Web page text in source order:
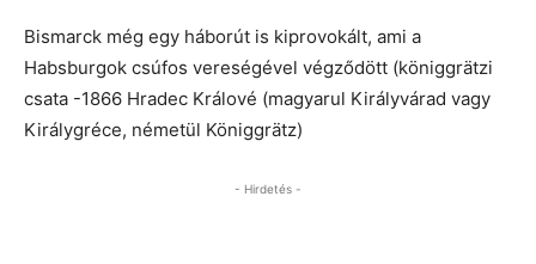
Bismarck még egy háborút is kiprovokált, ami a
Habsburgok csúfos vereségével végződött (königgrätzi
csata -1866 Hradec Králové (magyarul Királyvárad vagy
Királygréce, németül Königgrätz)
- Hirdetés -